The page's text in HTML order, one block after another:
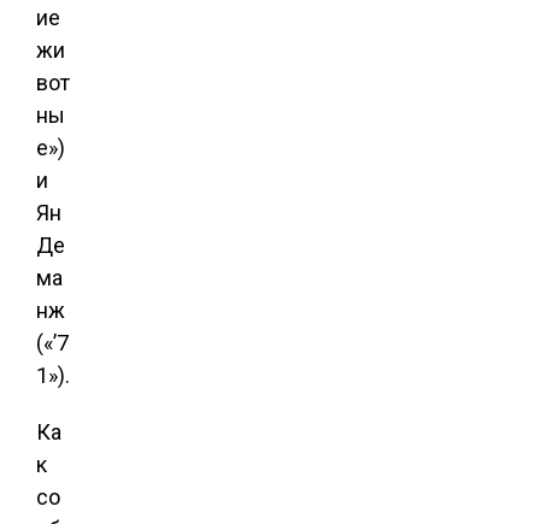
ие
жи
вот
ны
е»)
и
Ян
Де
ма
нж
(«’7
1»).
Ка
к
со